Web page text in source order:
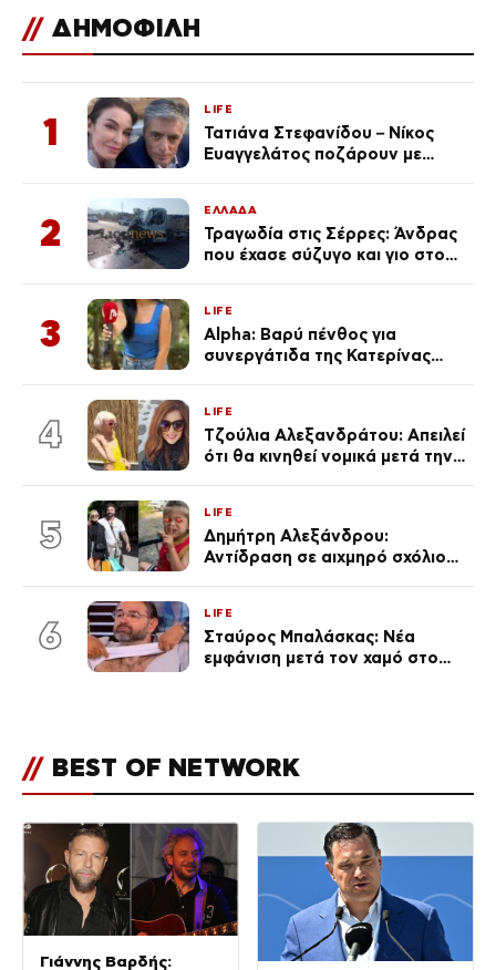
// ΔΗΜΟΦΙΛΗ
1
LIFE
Τατιάνα Στεφανίδου – Νίκος
Ευαγγελάτος ποζάρουν με
2
ΕΛΛΑΔΑ
Τραγωδία στις Σέρρες: Άνδρας
που έχασε σύζυγο και γιο στο
3
LIFE
Alpha: Βαρύ πένθος για
συνεργάτιδα της Κατερίνας
του Θεού»
4
LIFE
Τζούλια Αλεξανδράτου: Απειλεί
ότι θα κινηθεί νομικά μετά την
5
LIFE
Δημήτρη Αλεξάνδρου:
Αντίδραση σε αιχμηρό σχόλιο
6
LIFE
Σταύρος Μπαλάσκας: Νέα
εμφάνιση μετά τον χαμό στο
// BEST OF NETWORK
Γιάννης Βαρδής: